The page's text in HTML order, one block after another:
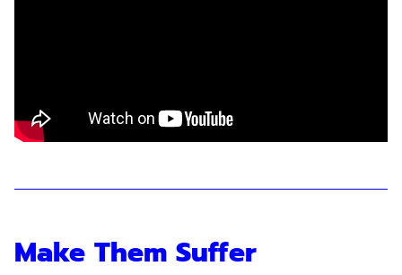
Make Them Suffer